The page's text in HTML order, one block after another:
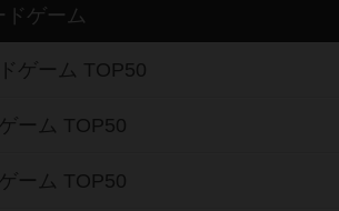
ドゲーム
ゲーム TOP50
ーム TOP50
ーム TOP50